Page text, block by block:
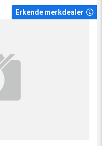
Erkende merkdealer